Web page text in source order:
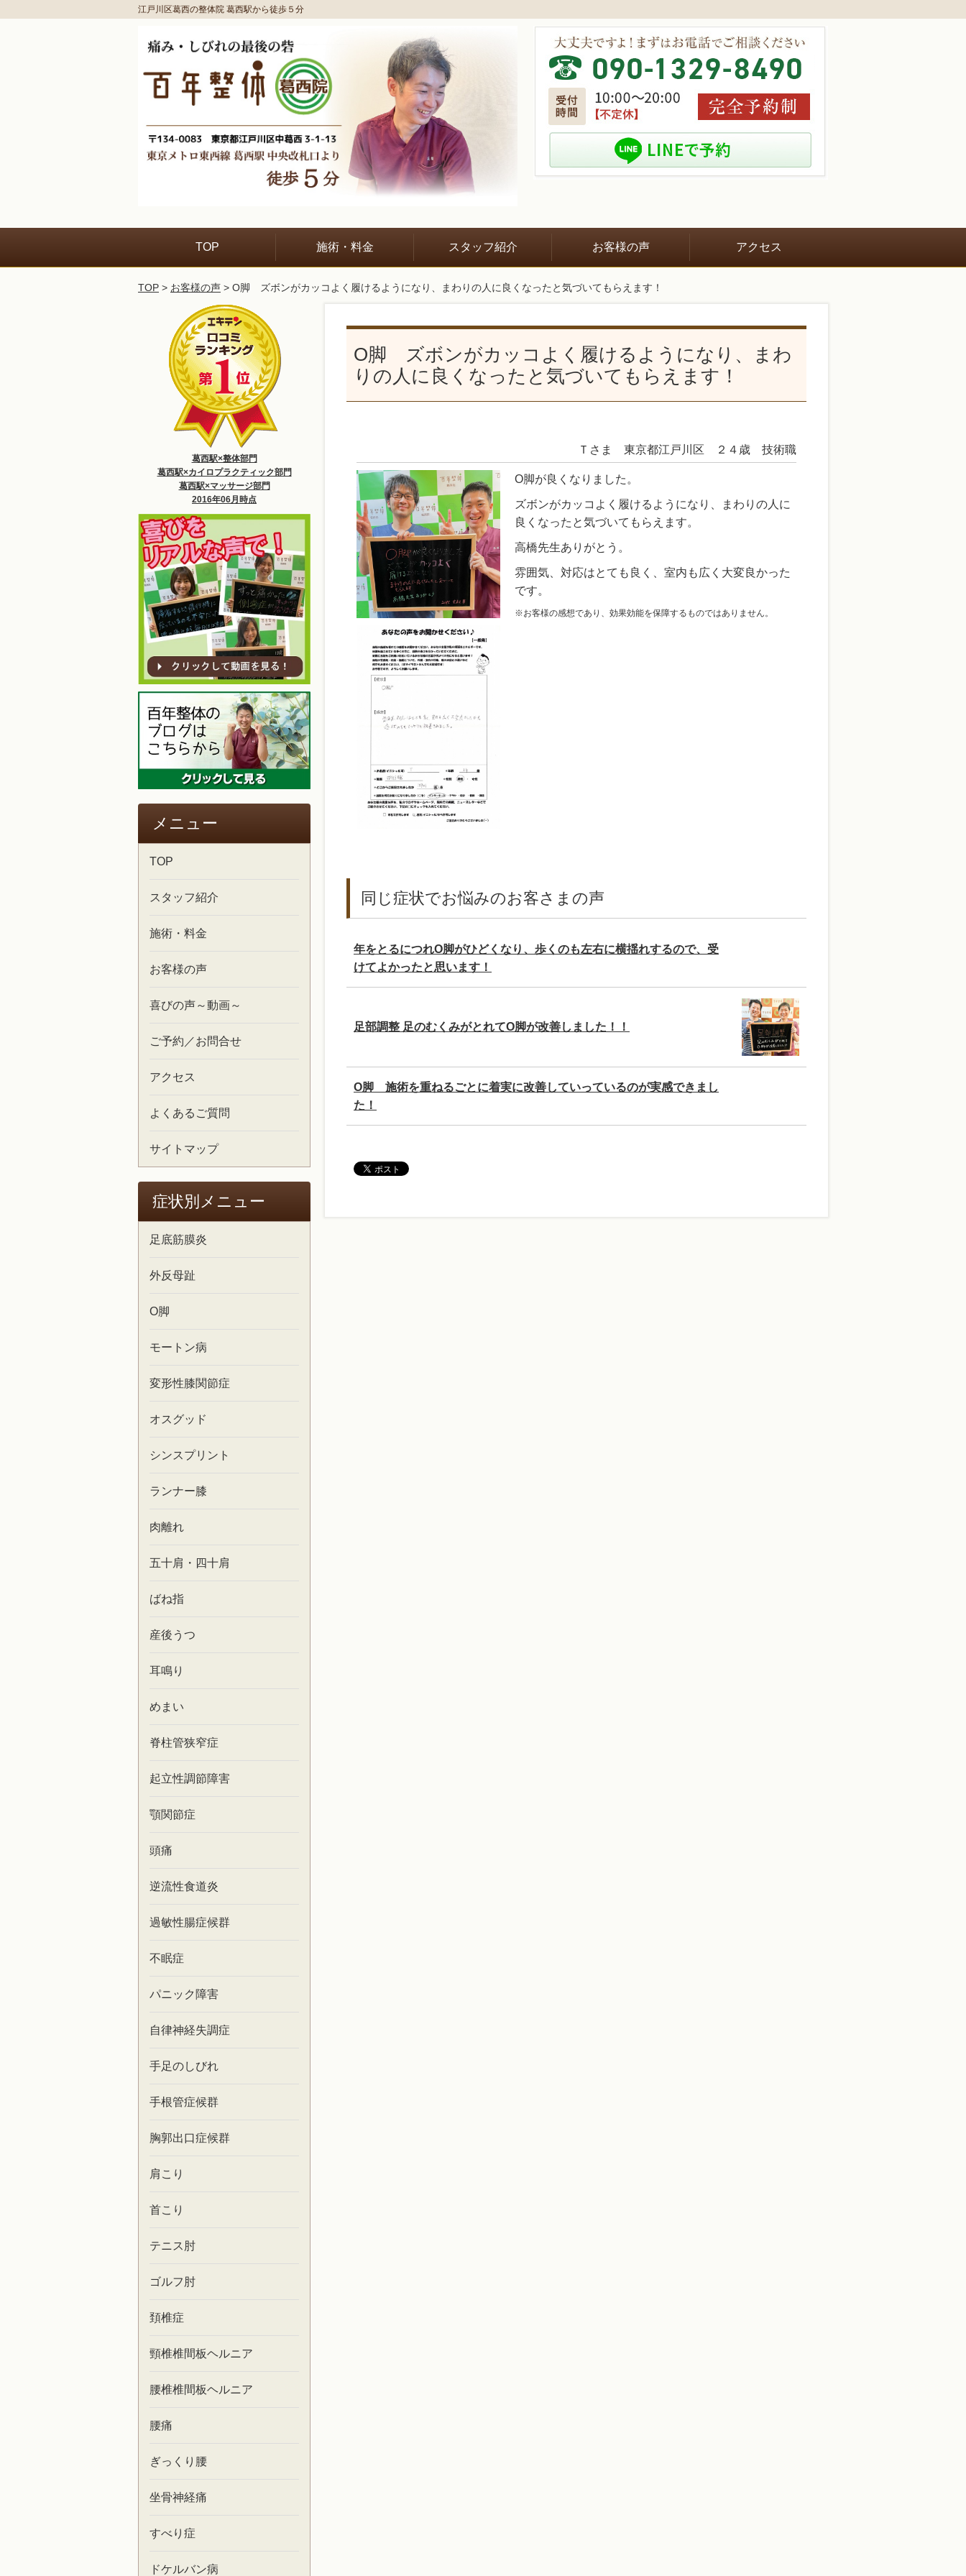
江戸川区葛西の整体院 葛西駅から徒歩５分
TOP 施術・料金 スタッフ紹介 お客様の声 アクセス
TOP > お客様の声 > О脚 ズボンがカッコよく履けるようになり、まわりの人に良くなったと気づいてもらえます！
О脚 ズボンがカッコよく履けるようになり、まわ
りの人に良くなったと気づいてもらえます！
Ｔさま 東京都江戸川区 ２４歳 技術職
О脚が良くなりました。
ズボンがカッコよく履けるようになり、まわりの人に
良くなったと気づいてもらえます。
高橋先生ありがとう。
雰囲気、対応はとても良く、室内も広く大変良かった
です。
※お客様の感想であり、効果効能を保障するものではありません。
同じ症状でお悩みのお客さまの声
年をとるにつれО脚がひどくなり、歩くのも左右に横揺れするので、受
けてよかったと思います！
足部調整 足のむくみがとれてО脚が改善しました！！
О脚 施術を重ねるごとに着実に改善していっているのが実感できまし
た！
葛西駅×整体部門
葛西駅×カイロプラクティック部門
葛西駅×マッサージ部門
2016年06月時点
メニュー
TOP
スタッフ紹介
施術・料金
お客様の声
喜びの声～動画～
ご予約／お問合せ
アクセス
よくあるご質問
サイトマップ
症状別メニュー
足底筋膜炎
外反母趾
O脚
モートン病
変形性膝関節症
オスグッド
シンスプリント
ランナー膝
肉離れ
五十肩・四十肩
ばね指
産後うつ
耳鳴り
めまい
脊柱管狭窄症
起立性調節障害
顎関節症
頭痛
逆流性食道炎
過敏性腸症候群
不眠症
パニック障害
自律神経失調症
手足のしびれ
手根管症候群
胸郭出口症候群
肩こり
首こり
テニス肘
ゴルフ肘
頚椎症
頸椎椎間板ヘルニア
腰椎椎間板ヘルニア
腰痛
ぎっくり腰
坐骨神経痛
すべり症
ドケルバン病